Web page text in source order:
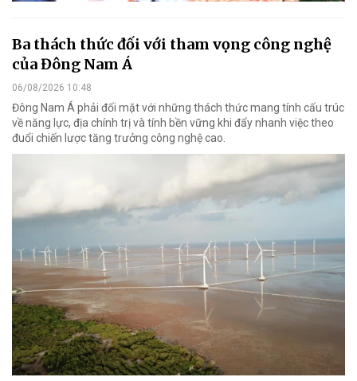
Ba thách thức đối với tham vọng công nghệ
của Đông Nam Á
06/08/2026 10:48
Đông Nam Á phải đối mặt với những thách thức mang tính cấu trúc
về năng lực, địa chính trị và tính bền vững khi đẩy nhanh việc theo
đuổi chiến lược tăng trưởng công nghệ cao.